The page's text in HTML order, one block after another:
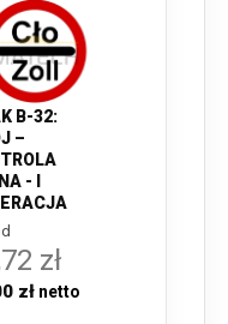
B-32:
–
- I
zł
zł